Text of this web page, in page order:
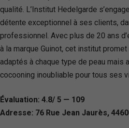
qualité. L’Institut Hedelgarde
détente exceptionnel à ses clients,
professionnel. Avec plus de 20 ans
à la marque Guinot, cet institut
adaptés à chaque type de peau mais
cocooning inoubliable pour tous ses
Évaluation: 4.8/ 5 — 109
Adresse: 76 Rue Jean Jaurès,